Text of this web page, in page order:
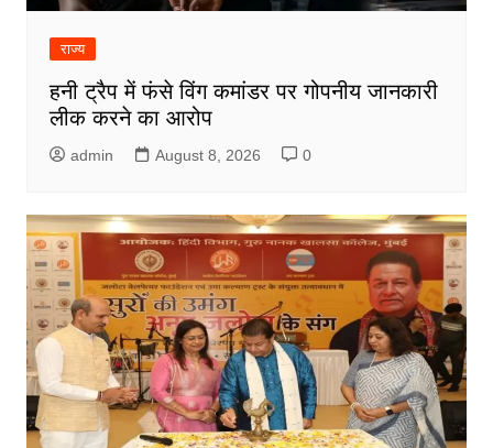
राज्य
हनी ट्रैप में फंसे विंग कमांडर पर गोपनीय जानकारी
लीक करने का आरोप
admin August 8, 2026 0